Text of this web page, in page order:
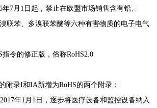
年7月1日起，禁止在欧盟市场销售含有铅、
联苯、多溴联苯醚等六种有害物质的电子电气
指令的修正版，俗称RoHS2.0
附录I和IA新增为RoHS的两个附录；
年1月1日，逐步将医疗设备和监控设备纳入